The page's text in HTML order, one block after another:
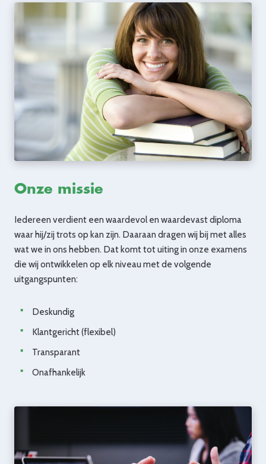
Onze missie
Iedereen verdient een waardevol en waardevast diploma
waar hij/zij trots op kan zijn. Daaraan dragen wij bij met alles
wat we in ons hebben. Dat komt tot uiting in onze examens
die wij ontwikkelen op elk niveau met de volgende
uitgangspunten:
Deskundig
Klantgericht (flexibel)
Transparant
Onafhankelijk